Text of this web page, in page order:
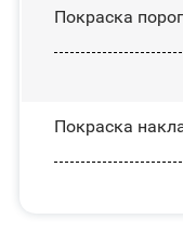
Покраска
Покраска